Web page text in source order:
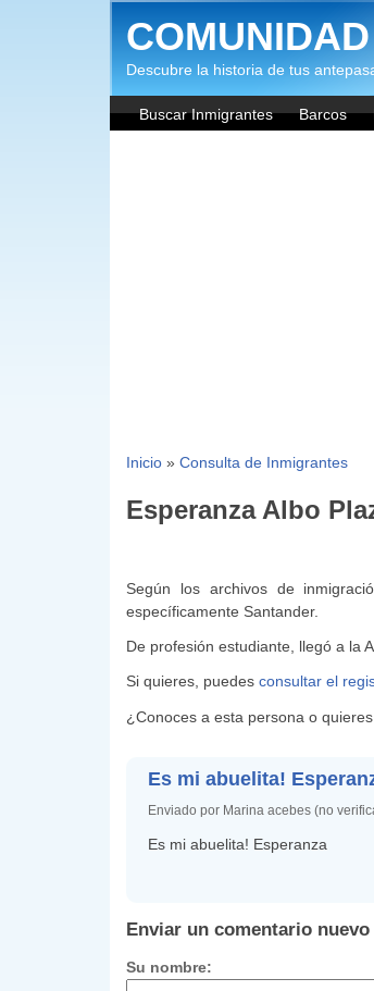
Pasar al contenido principal
Descubre la historia de tus
Buscar Inmigrantes Barcos
Inicio» Consulta de Inmigrantes
Esperanza Albo
Según los archivos de
específicamente Santander.
De profesión estudiante, llegó a la
Si quieres, puedes consultar el
¿Conoces a esta persona o
Es mi abuelita!
Enviado por Marina acebes (no
Es mi abuelita! Esperanza
Enviar un comentario nuevo
Su nombre: